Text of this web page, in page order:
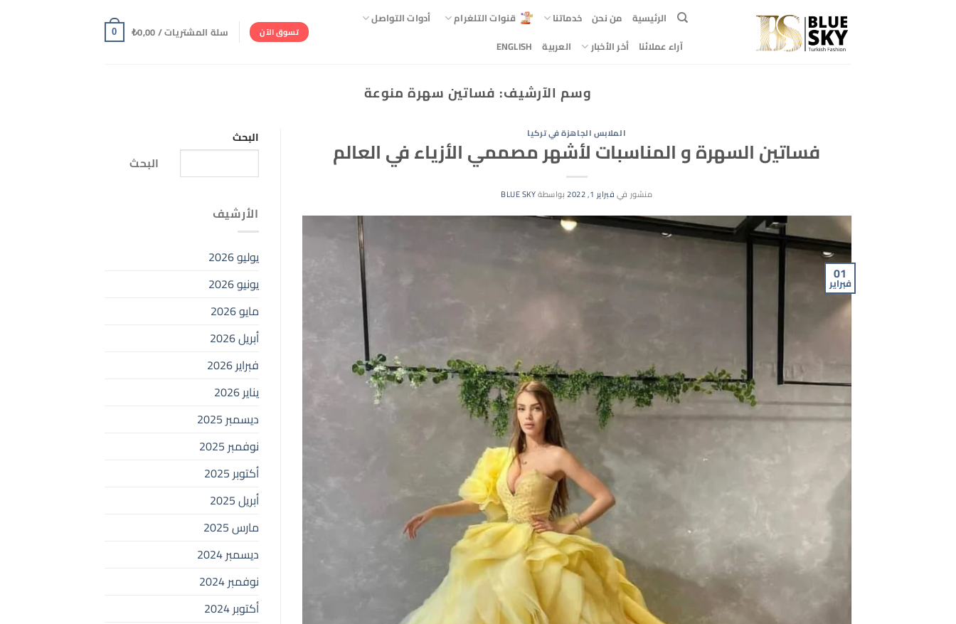
الرئيسية من نحن خدماتنا قنوات التلغرام
أدوات التواصل
آراء عملائنا
أخر الأخبار العربية ENGLISH
تسوق الآن سلة المشتريات / ₺0,00
0
وسم الآرشيف: فساتين سهرة منوعة
الملابس الجاهزة في تركيا
فساتين السهرة و المناسبات لأشهر مصممي الأزياء في العالم
منشور فيفبراير 1, 2022 بواسطةBLUE SKY
01
فبراير
البحث
البحث
الأرشيف
يوليو 2026
يونيو 2026
مايو 2026
أبريل 2026
فبراير 2026
يناير 2026
ديسمبر 2025
نوفمبر 2025
أكتوبر 2025
أبريل 2025
مارس 2025
ديسمبر 2024
نوفمبر 2024
أكتوبر 2024